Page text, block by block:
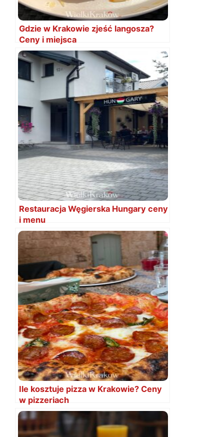
Gdzie w Krakowie zjeść langosza?
Ceny i miejsca
Restauracja Węgierska Hungary ceny
i menu
Ile kosztuje pizza w Krakowie? Ceny
w pizzeriach